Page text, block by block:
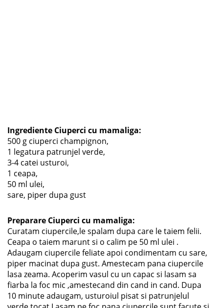
Ingrediente Ciuperci cu mamaliga:
500 g ciuperci champignon,
1 legatura patrunjel verde,
3-4 catei usturoi,
1 ceapa,
50 ml ulei,
sare, piper dupa gust
Preparare Ciuperci cu mamaliga:
Curatam ciupercile,le spalam dupa care le taiem felii.
Ceapa o taiem marunt si o calim pe 50 ml ulei .
Adaugam ciupercile feliate apoi condimentam cu sare,
piper macinat dupa gust. Amestecam pana ciupercile
lasa zeama. Acoperim vasul cu un capac si lasam sa
fiarba la foc mic ,amestecand din cand in cand. Dupa
10 minute adaugam, usturoiul pisat si patrunjelul